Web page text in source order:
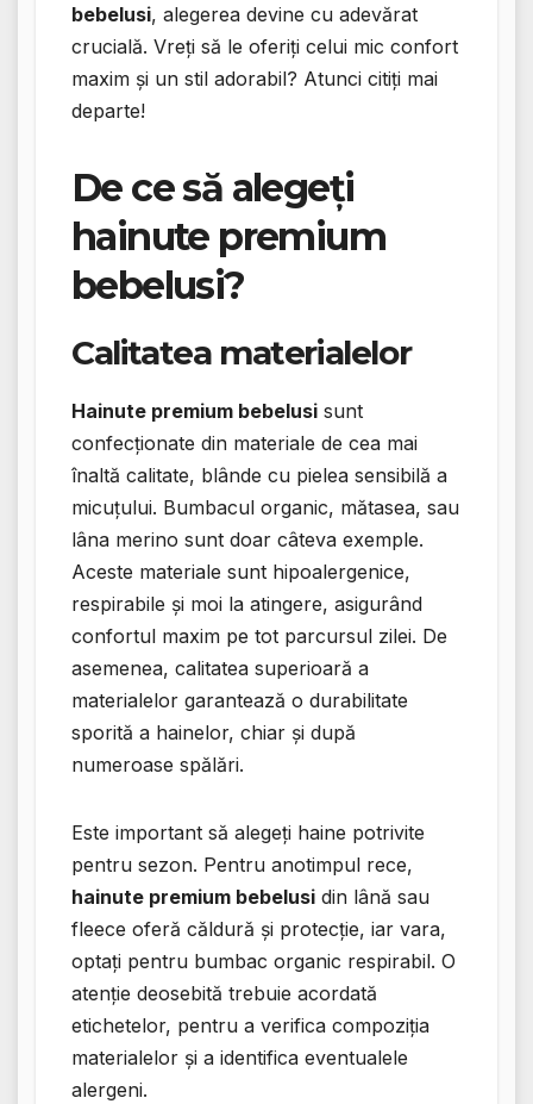
bebelusi, alegerea devine cu adevărat
crucială. Vreți să le oferiți celui mic confort
maxim și un stil adorabil? Atunci citiți mai
departe!
De ce să alegeți
hainute premium
bebelusi?
Calitatea materialelor
Hainute premium bebelusi sunt
confecționate din materiale de cea mai
înaltă calitate, blânde cu pielea sensibilă a
micuțului. Bumbacul organic, mătasea, sau
lâna merino sunt doar câteva exemple.
Aceste materiale sunt hipoalergenice,
respirabile și moi la atingere, asigurând
confortul maxim pe tot parcursul zilei. De
asemenea, calitatea superioară a
materialelor garantează o durabilitate
sporită a hainelor, chiar și după
numeroase spălări.
Este important să alegeți haine potrivite
pentru sezon. Pentru anotimpul rece,
hainute premium bebelusi din lână sau
fleece oferă căldură și protecție, iar vara,
optați pentru bumbac organic respirabil. O
atenție deosebită trebuie acordată
etichetelor, pentru a verifica compoziția
materialelor și a identifica eventualele
alergeni.